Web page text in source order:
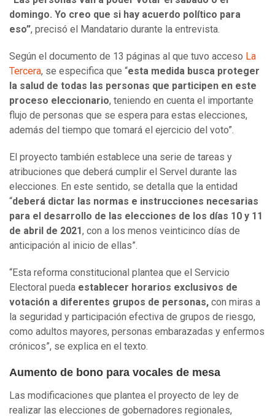
domingo. Yo creo que si hay acuerdo político para
eso”, precisó el Mandatario durante la entrevista.
Según el documento de 13 páginas al que tuvo acceso La
Tercera, se especifica que “esta medida busca proteger
la salud de todas las personas que participen en este
proceso eleccionario, teniendo en cuenta el importante
flujo de personas que se espera para estas elecciones,
además del tiempo que tomará el ejercicio del voto”.
El proyecto también establece una serie de tareas y
atribuciones que deberá cumplir el Servel durante las
elecciones. En este sentido, se detalla que la entidad
“deberá dictar las normas e instrucciones necesarias
para el desarrollo de las elecciones de los días 10 y 11
de abril de 2021, con a los menos veinticinco días de
anticipación al inicio de ellas”.
“Esta reforma constitucional plantea que el Servicio
Electoral pueda establecer horarios exclusivos de
votación a diferentes grupos de personas, con miras a
la seguridad y participación efectiva de grupos de riesgo,
como adultos mayores, personas embarazadas y enfermos
crónicos”, se explica en el texto.
Aumento de bono para vocales de mesa
Las modificaciones que plantea el proyecto de ley de
realizar las elecciones de gobernadores regionales,